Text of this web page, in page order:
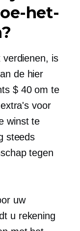
het-
verdienen, is
de hier
$ 40 om te
voor
winst te
steeds
tegen
uw
u rekening